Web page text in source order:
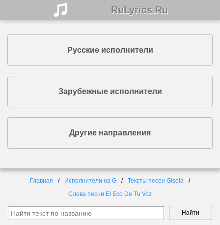
RuLyrics.Ru
Русские исполнители
Зарубежные исполнители
Другие направления
Главная Исполнители на G
Тексты песен Gisela
Слова песни El Eco De Tu Voz
Найти